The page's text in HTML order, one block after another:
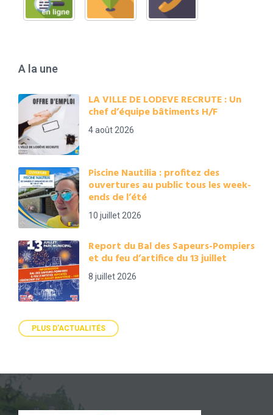
A la une
LA VILLE DE LODEVE RECRUTE : Un
chef d’équipe bâtiments H/F
4 août 2026
Piscine Nautilia : profitez des
ouvertures au public tous les week-
ends de l’été
10 juillet 2026
Report du Bal des Sapeurs-Pompiers
et du feu d’artifice du 13 juillet
8 juillet 2026
PLUS D'ACTUALITÉS